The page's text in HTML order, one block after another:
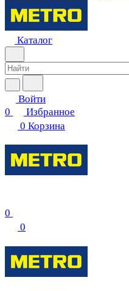
Каталог
Войти
0
Избранное
0 Корзина
0
0